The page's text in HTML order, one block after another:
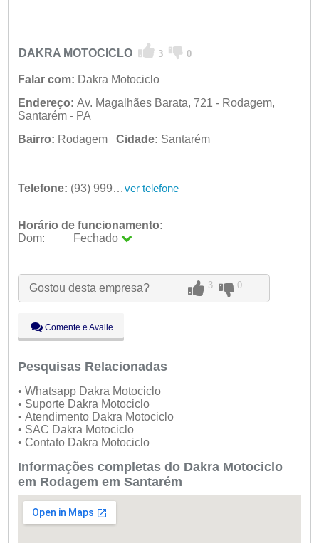
DAKRA MOTOCICLO 3 0
Falar com: Dakra Motociclo
Endereço: Av. Magalhães Barata, 721 - Rodagem,
Santarém - PA
Bairro: Rodagem Cidade: Santarém
Telefone: (93) 9997-8141 ver telefone
Horário de funcionamento:
Dom:
Fechado
Qua:
09:00 - 18:00
Qui:
09:00 - 18:00
Sáb:
Dom:
Fechado
Gostou desta empresa? 3 0
Comente e Avalie
Pesquisas Relacionadas
• Whatsapp Dakra Motociclo
• Suporte Dakra Motociclo
• Atendimento Dakra Motociclo
• SAC Dakra Motociclo
• Contato Dakra Motociclo
Informações completas do Dakra Motociclo
em Rodagem em Santarém